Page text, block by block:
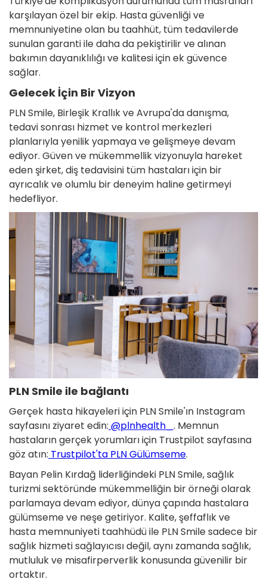
karşılayan özel bir ekip. Hasta güvenliği ve
memnuniyetine olan bu taahhüt, tüm tedavilerde
sunulan garanti ile daha da pekiştirilir ve alınan
bakımın dayanıklılığı ve kalitesi için ek güvence
sağlar.
Gelecek İçin Bir Vizyon
PLN Smile, Birleşik Krallık ve Avrupa'da danışma,
tedavi sonrası hizmet ve kontrol merkezleri
planlarıyla yenilik yapmaya ve gelişmeye devam
ediyor. Güven ve mükemmellik vizyonuyla hareket
eden şirket, diş tedavisini tüm hastaları için bir
ayrıcalık ve olumlu bir deneyim haline getirmeyi
hedefliyor.
PLN Smile ile bağlantı
Gerçek hasta hikayeleri için PLN Smile'ın Instagram
sayfasını ziyaret edin: @plnhealth_ . Memnun
hastaların gerçek yorumları için Trustpilot sayfasına
göz atın: Trustpilot'ta PLN Gülümseme.
Bayan Pelin Kırdağ liderliğindeki PLN Smile, sağlık
turizmi sektöründe mükemmelliğin bir örneği olarak
parlamaya devam ediyor, dünya çapında hastalara
gülümseme ve neşe getiriyor. Kalite, şeffaflık ve
hasta memnuniyeti taahhüdü ile PLN Smile sadece bir
sağlık hizmeti sağlayıcısı değil, aynı zamanda sağlık,
mutluluk ve misafirperverlik konusunda güvenilir bir
ortaktır.